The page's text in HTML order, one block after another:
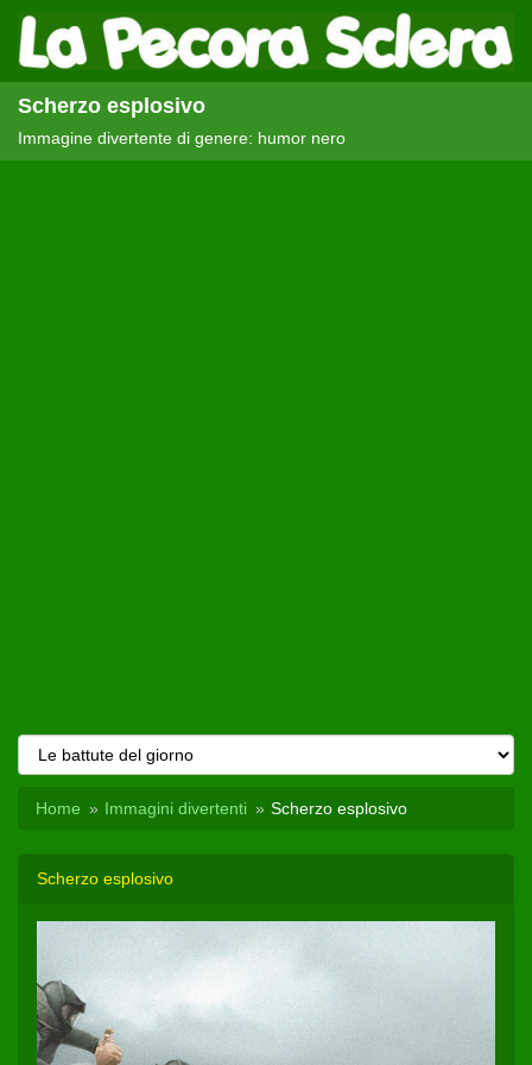
Scherzo esplosivo
Immagine divertente di genere: humor nero
Home Immagini divertenti Scherzo esplosivo
Scherzo esplosivo